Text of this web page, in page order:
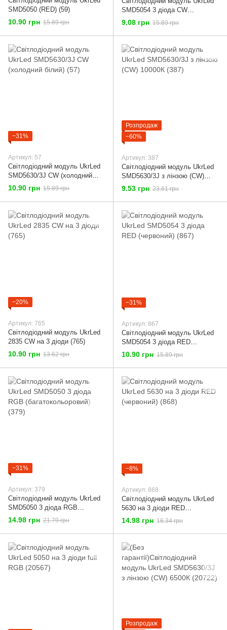
SMD5050 (RED) (59)
10.90 грн 15.89 грн
SMD5054 3 діода CW
(холодний білий) (407)
9.08 грн 15.89 грн
−31%
Артикул: 57
Світлодіодний модуль UkrLed
SMD5630/3J CW (холодний
білий) (57)
10.90 грн 15.89 грн
Розпродаж
−60%
Артикул: 387
Світлодіодний модуль UkrLed
SMD5630/3J з лінзою (CW)
10000К (387)
9.53 грн 23.61 грн
−20%
Артикул: 765
Світлодіодний модуль UkrLed
2835 СW на 3 діоди (765)
10.90 грн 13.62 грн
−31%
Артикул: 867
Світлодіодний модуль UkrLed
SMD5054 3 діода RED
(червоний) (867)
10.90 грн 15.89 грн
−31%
Артикул: 379
Світлодіодний модуль UkrLed
SMD5050 3 діода RGB
(багатокольоровий) (379)
14.98 грн 21.79 грн
−8%
Артикул: 868
Світлодіодний модуль UkrLed
5630 на 3 діоди RED
(червоний) (868)
14.98 грн 16.34 грн
Розпродаж